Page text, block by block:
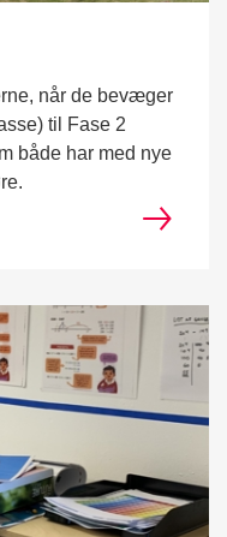
når de bevæger
til Fase 2
både har med nye